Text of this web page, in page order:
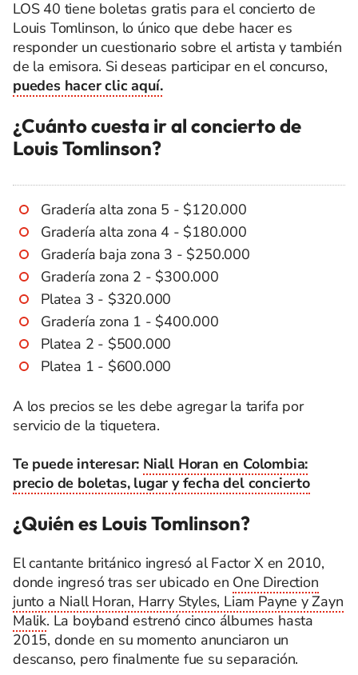
LOS 40 tiene boletas gratis para el concierto de
Louis Tomlinson, lo único que debe hacer es
responder un cuestionario sobre el artista y también
de la emisora. Si deseas participar en el concurso,
puedes hacer clic aquí.
¿Cuánto cuesta ir al concierto de
Louis Tomlinson?
Gradería alta zona 5 - $120.000
Gradería alta zona 4 - $180.000
Gradería baja zona 3 - $250.000
Gradería zona 2 - $300.000
Platea 3 - $320.000
Gradería zona 1 - $400.000
Platea 2 - $500.000
Platea 1 - $600.000
A los precios se les debe agregar la tarifa por
servicio de la tiquetera.
Te puede interesar: Niall Horan en Colombia:
precio de boletas, lugar y fecha del concierto
¿Quién es Louis Tomlinson?
El cantante británico ingresó al Factor X en 2010,
donde ingresó tras ser ubicado en One Direction
junto a Niall Horan, Harry Styles, Liam Payne y Zayn
Malik. La boyband estrenó cinco álbumes hasta
2015, donde en su momento anunciaron un
descanso, pero finalmente fue su separación.